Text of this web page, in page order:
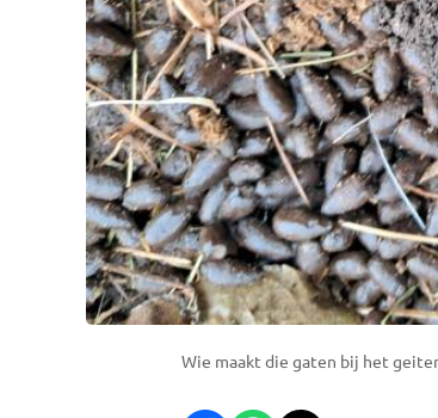
Wie maakt die gaten bij het